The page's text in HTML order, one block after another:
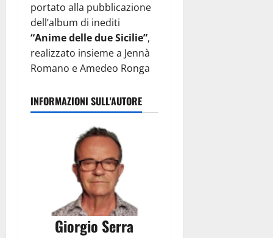
portato alla pubblicazione
dell’album di inediti
“Anime delle due Sicilie”,
realizzato insieme a Jennà
Romano e Amedeo Ronga
INFORMAZIONI SULL'AUTORE
Giorgio Serra